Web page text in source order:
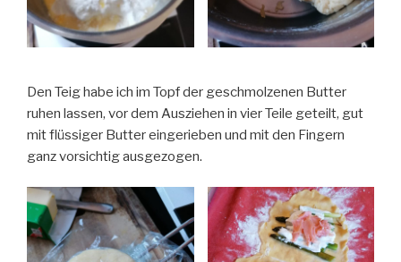
Den Teig habe ich im Topf der geschmolzenen Butter
ruhen lassen, vor dem Ausziehen in vier Teile geteilt, gut
mit flüssiger Butter eingerieben und mit den Fingern
ganz vorsichtig ausgezogen.